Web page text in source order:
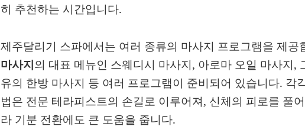
히 추천하는 시간입니다.
제주달리기 스파에서는 여러 종류의 마사지 프로그램을 제공
마사지의 대표 메뉴인 스웨디시 마사지, 아로마 오일 마사지,
유의 한방 마사지 등 여러 프로그램이 준비되어 있습니다. 각
법은 전문 테라피스트의 손길로 이루어져, 신체의 피로를 풀
라 기분 전환에도 큰 도움을 줍니다.